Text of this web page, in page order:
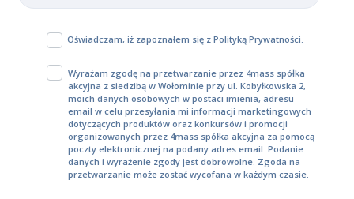
Oświadczam, iż zapoznałem się zPolityką Prywatności.
Wyrażam zgodę na przetwarzanie przez 4mass spółka
akcyjna z siedzibą w Wołominie przy ul. Kobyłkowska 2,
moich danych osobowych w postaci imienia, adresu
email w celu przesyłania mi informacji marketingowych
dotyczących produktów oraz konkursów i promocji
organizowanych przez 4mass spółka akcyjna za pomocą
poczty elektronicznej na podany adres email. Podanie
danych i wyrażenie zgody jest dobrowolne. Zgoda na
przetwarzanie może zostać wycofana w każdym czasie.